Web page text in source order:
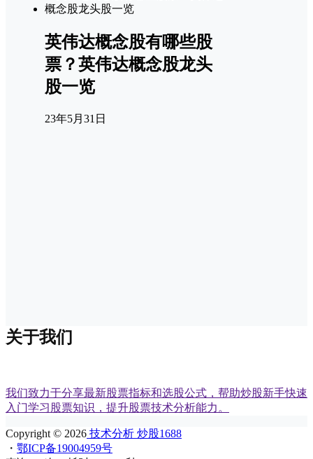
英伟达概念股有哪些股
票？英伟达概念股龙头
股一览
23年5月31日
关于我们
我们致力于分享最新股票指标和选股公式，帮助炒股新手快速
入门学习股票知识，提升股票技术分析能力。
Copyright © 2026 技术分析 炒股1688
・ 鄂ICP备19004959号